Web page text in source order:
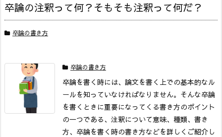
卒論の注釈って何？そもそも注釈って何だ？
卒論の書き方
卒論の書き方
卒論を書く時には、論文を書く上での基本的なル
ールを知っていなければなりません。そんな卒論
を書くときに重要になってくる書き方のポイント
の一つである、注釈について意味、種類、書き
方、卒論を書く時の書き方などを詳しくご紹介し